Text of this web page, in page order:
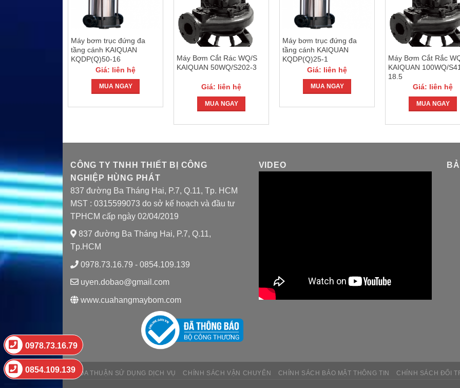
Máy bơm trục đứng đa
tầng cánh KAIQUAN
KQDP(Q)50-16
Giá: liên hệ
MUA NGAY
Máy Bơm Cắt Rác WQ/S
KAIQUAN 50WQ/S202-3
Giá: liên hệ
MUA NGAY
Máy bơm trục đứng đa
tầng cánh KAIQUAN
KQDP(Q)25-1
Giá: liên hệ
MUA NGAY
Máy Bơm Cắt Rắc
KAIQUAN 100WQ/
18.5
Giá: liên hệ
MUA NGAY
0978.73.16.79
0854.109.139
CÔNG TY TNHH THIẾT BỊ CÔNG
NGHIỆP HÙNG PHÁT
837 đường Ba Tháng Hai, P.7, Q.11, Tp. HCM
MST : 0315599073 do sở kế hoạch và đầu tư
TPHCM cấp ngày 02/04/2019
837 đường Ba Tháng Hai, P.7, Q.11,
Tp.HCM
0978.73.16.79 - 0854.109.139
uyen.dobao@gmail.com
www.cuahangmaybom.com
VIDEO
THỎA THUẬN SỬ DỤNG DỊCH VỤ CHÍNH SÁCH VẬN CHUYỂN CHÍNH SÁCH BẢO MẬT THÔNG TIN CHÍNH SÁCH ĐỔI